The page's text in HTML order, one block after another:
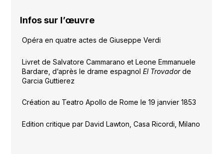
Infos sur l’œuvre
Opéra en quatre actes de Giuseppe Verdi
Livret de Salvatore Cammarano et Leone Emmanuele
Bardare, d’après le drame espagnol El Trovadorde
Garcia Guttierez
Création au Teatro Apollo de Rome le 19 janvier 1853
Edition critique par David Lawton, Casa Ricordi, Milano